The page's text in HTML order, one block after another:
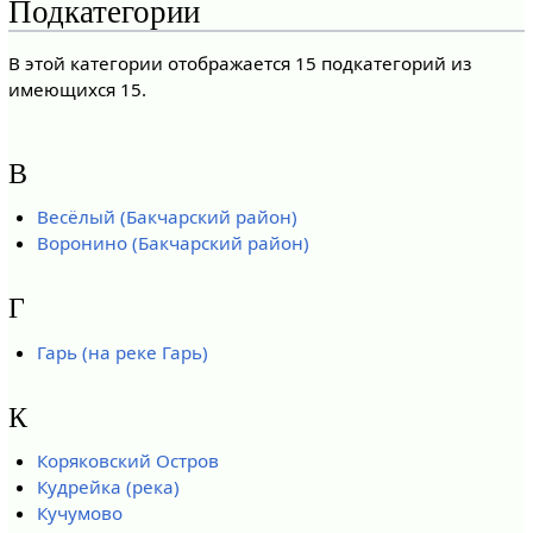
Подкатегории
В этой категории отображается 15 подкатегорий из
имеющихся 15.
В
Весёлый (Бакчарский район)
Воронино (Бакчарский район)
Г
Гарь (на реке Гарь)
К
Коряковский Остров
Кудрейка (река)
Кучумово